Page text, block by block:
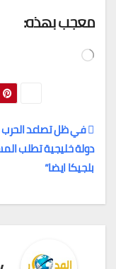
معجب بهذه:
جاري
تصفّح
في ظل تصاعد
دولة خليجية تطلب
بلجيكا ايضا”